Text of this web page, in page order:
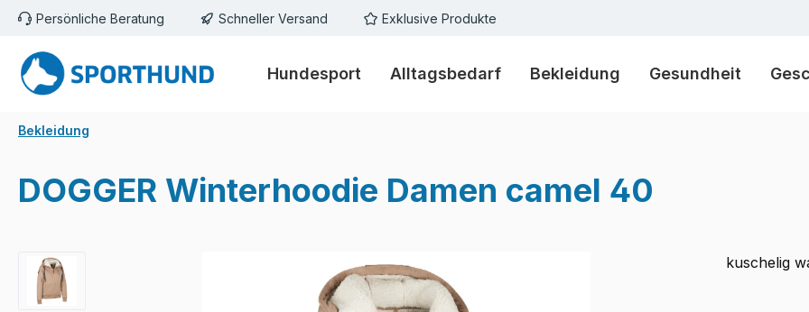
Hauptinhalt springen
Zur Suche springen
Zur Hauptnavigation springen
Persönliche Beratung Schneller Versand Exklusive Produkte
Hundesport Alltagsbedarf Bekleidung Gesundheit
Bekleidung
DOGGER Winterhoodie Damen camel 40
Bildergalerie überspringen kuschelig